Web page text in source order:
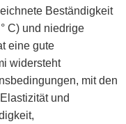
Beständigkeit
C) und niedrige
eine gute
widersteht
mit den
und